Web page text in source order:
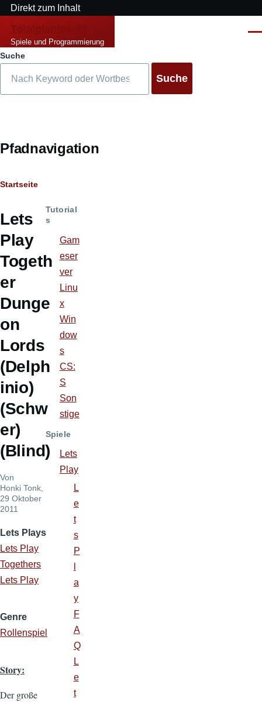
Direkt zum Inhalt
Totalplanlos.de
Spiele und Programmierung
Suche
Pfadnavigation
Startseite
Lets
Play
Togeth
er
Dunge
on
Lords
(Delph
inio)
(Schw
er)
(Blind)
Von
Honki Tonk,
29 Oktober
2011
Lets Plays
Lets Play
Togethers
Lets Play
Genre
Rollenspiel
Story:
Der große
Tutorial
s
Gam
eser
ver
Linu
x
Win
dow
s
CS:
S
Son
stige
Spiele
Lets
Play
L
e
t
s
P
a
y
F
A
Q
L
e
t